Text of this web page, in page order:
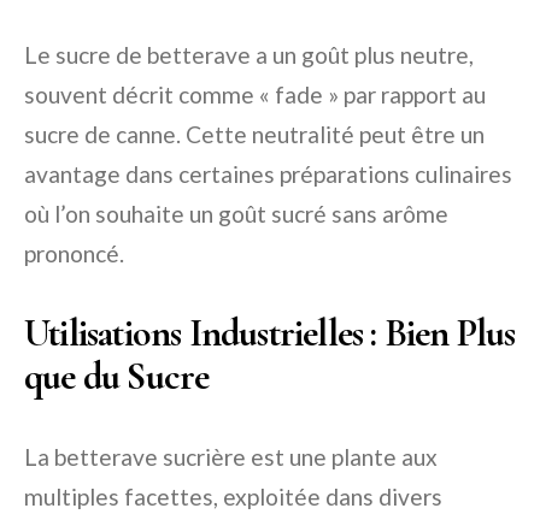
Le sucre de betterave a un goût plus neutre,
souvent décrit comme « fade » par rapport au
sucre de canne. Cette neutralité peut être un
avantage dans certaines préparations culinaires
où l’on souhaite un goût sucré sans arôme
prononcé.
Utilisations Industrielles : Bien Plus
que du Sucre
La betterave sucrière est une plante aux
multiples facettes, exploitée dans divers